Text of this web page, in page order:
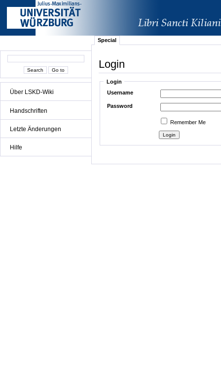
Über LSKD-Wiki
Handschriften
Letzte Änderungen
Hilfe
Special
Login
Login
Username
Password
Remember Me